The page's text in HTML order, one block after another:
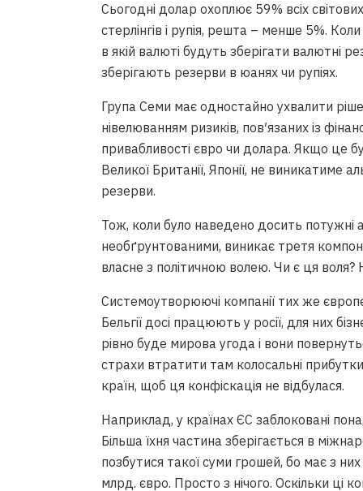
Сьогодні долар охоплює 59% всіх
стерлінгів і рупія, решта – менше 5%.
в якій валюті будуть зберігати валютні
зберігають резерви в юанях чи рупіях.
Група Семи має одностайно ухвалити
нівелюванням ризиків, пов′язаних із
привабливості євро чи долара. Якщо це
Великої Британії, Японії, не виникатиме
резерви.
Тож, коли було наведено досить потужні
необґрунтованими, виникає третя
власне з політичною волею. Чи є ця воля?
Системоутворюючі компанії тих же
Бельгії досі працюють у росії, для них
рівно буде мирова угода і вони
страхи втратити там колосальні
країн, щоб ця конфіскація не відбулася.
Наприклад, у країнах ЄС заблоковані
Більша їхня частина зберігається в
позбутися такої суми грошей, бо має з
млрд. євро. Просто з нічого. Оскільки ці
Позовна давність для стягнення
предмет іпотеки може бути
задоволення позову, – експерт
НААКУ як єдина спільнота
відчув на собі, – Євгеній
Вiдео • НААКУ